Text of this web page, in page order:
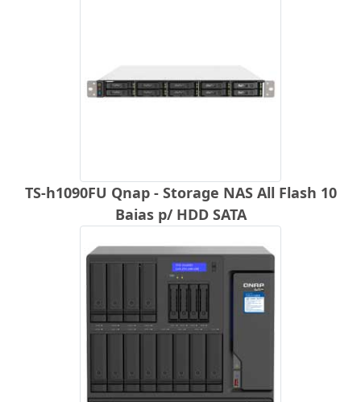
TS-h1090FU Qnap - Storage NAS All Flash 10
Baias p/ HDD SATA